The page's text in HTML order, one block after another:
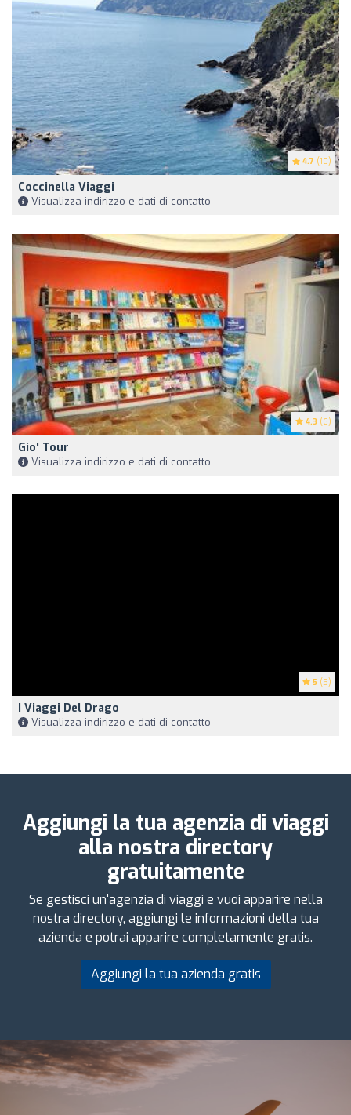
4.7 (10)
Coccinella Viaggi
Visualizza indirizzo e dati di contatto
4.3 (6)
Gio' Tour
Visualizza indirizzo e dati di contatto
5 (5)
I Viaggi Del Drago
Visualizza indirizzo e dati di contatto
Aggiungi la tua agenzia di viaggi
alla nostra directory
gratuitamente
Se gestisci un'agenzia di viaggi e vuoi apparire nella
nostra directory, aggiungi le informazioni della tua
azienda e potrai apparire completamente gratis.
Aggiungi la tua azienda gratis